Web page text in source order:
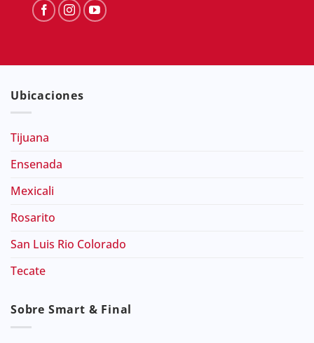
Ubicaciones
Tijuana
Ensenada
Mexicali
Rosarito
San Luis Rio Colorado
Tecate
Sobre Smart & Final